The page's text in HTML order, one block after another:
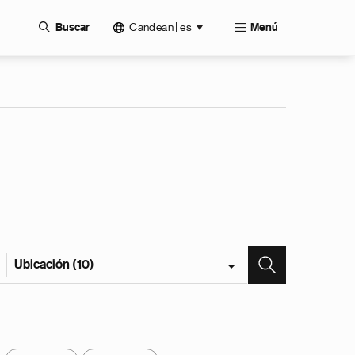
Buscar Candean | es Menú
Ubicación (10)